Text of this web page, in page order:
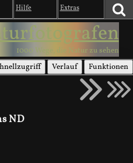
Hilfe Extras
1000 Wege, die Natur zu sehen
Verlauf Funktionen
ND